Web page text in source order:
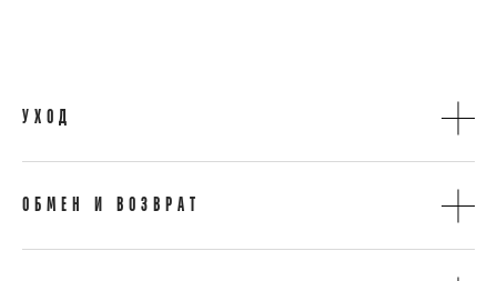
УХОД
ОБМЕН И ВОЗВРАТ